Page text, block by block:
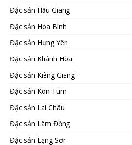
Đặc sản Hậu Giang
Đặc sản Hòa Bình
Đặc sản Hưng Yên
Đặc sản Khánh Hòa
Đặc sản Kiêng Giang
Đặc sản Kon Tum
Đặc sản Lai Châu
Đặc sản Lâm Đồng
Đặc sản Lạng Sơn